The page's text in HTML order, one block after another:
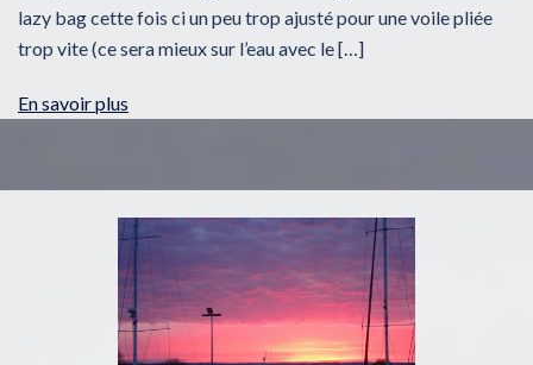
lazy bag cette fois ci un peu trop ajusté pour une voile pliée
trop vite (ce sera mieux sur l’eau avec le […]
En savoir plus